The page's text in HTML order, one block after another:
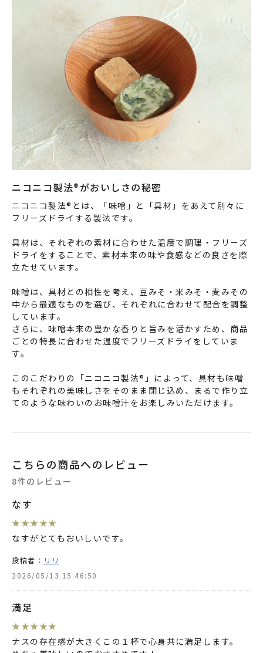
ニコニコ製法®がおいしさの秘密
ニコニコ製法®とは、「味噌」と「具材」をあえて別々に
フリーズドライする製法です。
具材は、それぞれの素材に合わせた温度で調理・フリーズ
ドライをすることで、素材本来の味や食感などの良さを際
立たせています。
味噌は、具材との相性を考え、豆みそ・米みそ・麦みその
中から最適なものを選び、それぞれに合わせて配合を調整
しています。
さらに、味噌本来の豊かな香りと旨みを活かすため、商品
ごとの特長に合わせた温度でフリーズドライをしていま
す。
このこだわりの「ニコニコ製法®」によって、具材も味噌
もそれぞれの美味しさをそのまま閉じ込め、まるで作り立
てのような味わいのお味噌汁をお楽しみいただけます。
こちらの商品へのレビュー
8件のレビュー
なす
★ ★★ ★★
なすがとてもおいしいです。
投稿者： リリ
2026/05/13 15:46:50
満足
★ ★★ ★★
ナスの存在感が大きくこの１杯で心身共に満足します。